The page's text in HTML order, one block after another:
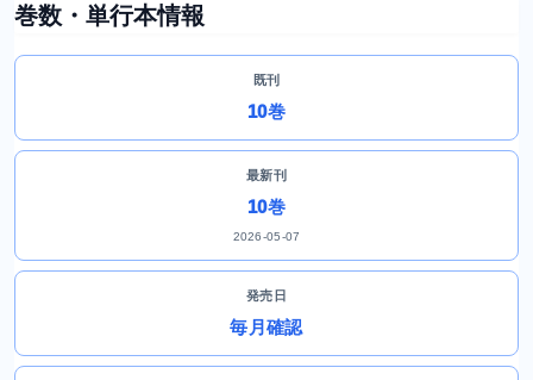
巻数・単行本情報
既刊
10巻
最新刊
10巻
2026-05-07
発売日
毎月確認